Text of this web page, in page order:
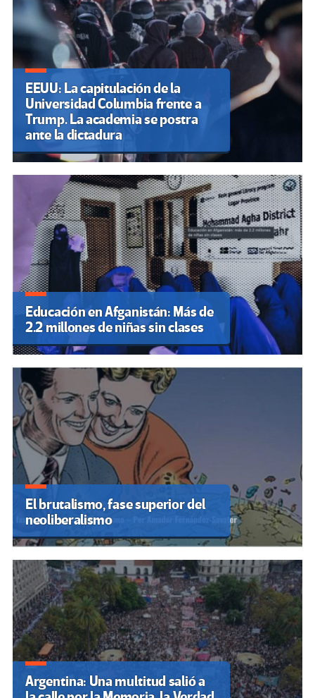
EEUU: La capitulación de la
Universidad Columbia frente a
Trump. La academia se postra
ante la dictadura
Educación en Afganistán: Más de
2.2 millones de niñas sin clases
El brutalismo, fase superior del
neoliberalismo
Argentina: Una multitud salió a